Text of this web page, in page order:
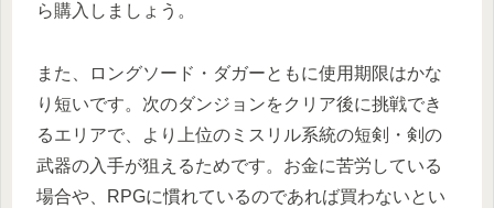
ら購入しましょう。
また、ロングソード・ダガーともに使用期限はかな
り短いです。次のダンジョンをクリア後に挑戦でき
るエリアで、より上位のミスリル系統の短剣・剣の
武器の入手が狙えるためです。お金に苦労している
場合や、RPGに慣れているのであれば買わないとい